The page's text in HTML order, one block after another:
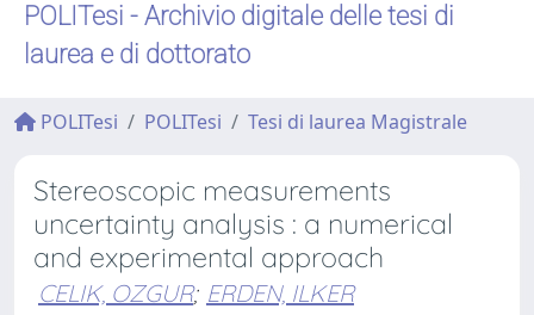
POLITesi - Archivio digitale delle tesi di
laurea e di dottorato
POLITesi POLITesi Tesi di laurea Magistrale
Stereoscopic measurements
uncertainty analysis : a numerical
and experimental approach
CELIK, OZGUR; ERDEN, ILKER